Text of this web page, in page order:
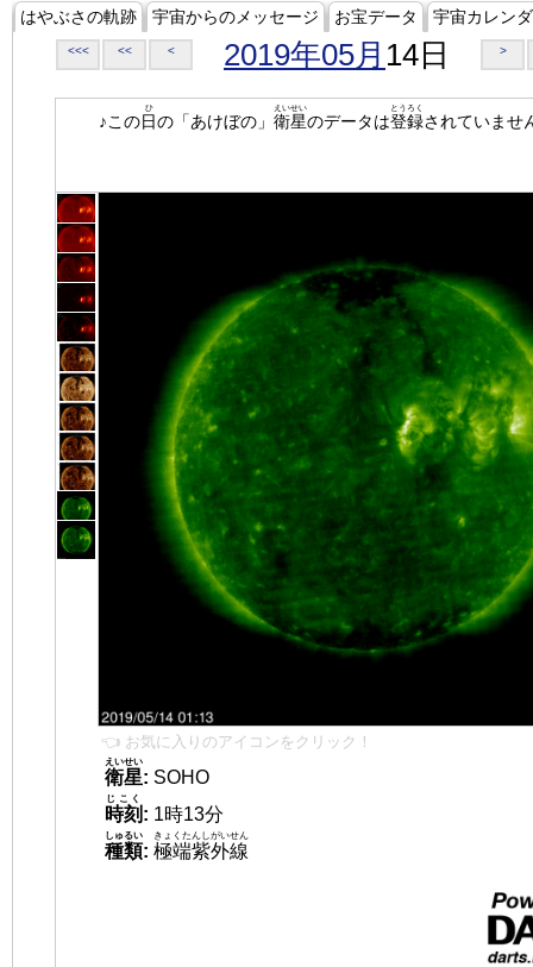
はやぶさの軌跡 宇宙からのメッセージ お宝データ 宇宙カレン
<<< << < 2019年05月 14日 >
♪この日
ひ
の「あけぼの」 衛星
えいせい
のデータは登録
とうろく
されていませ
👈 お気に入りのアイコンをクリック！
衛星
えいせい
: SOHO
時刻
じこく
: 1時13分
種類
しゅるい
: 極端紫外線
きょくたんしがいせん